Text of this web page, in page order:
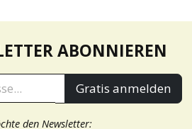
ABONNIEREN
Gratis anmelden
den Newsletter: